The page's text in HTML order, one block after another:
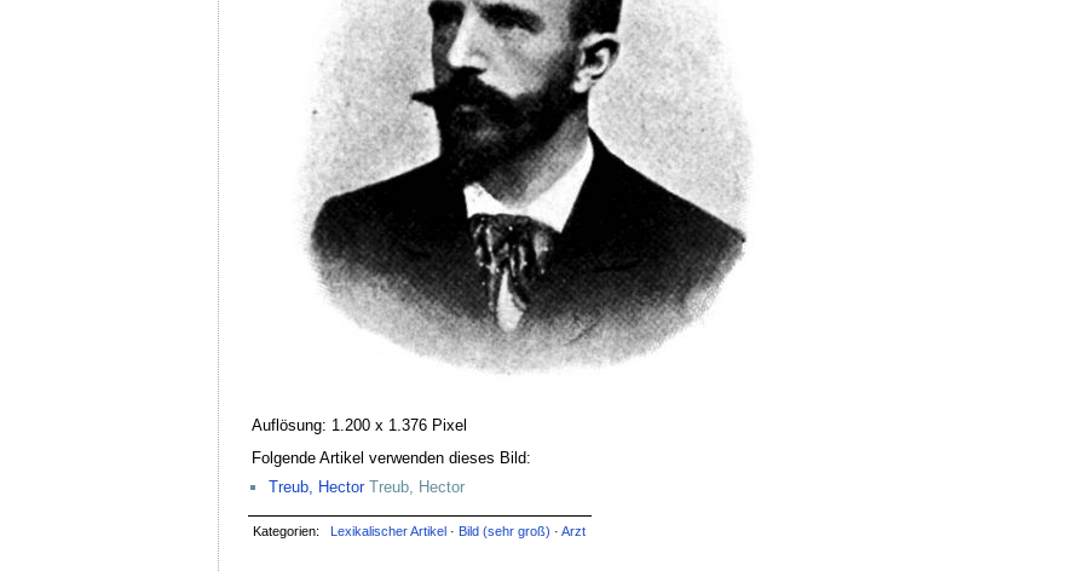
Auflösung: 1.200 x 1.376 Pixel
Folgende Artikel verwenden dieses Bild:
Treub, Hector Treub, Hector
Kategorien: Lexikalischer Artikel · Bild (sehr groß) ·Arzt